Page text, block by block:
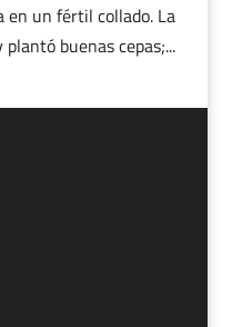
un fértil collado. La
buenas cepas;...